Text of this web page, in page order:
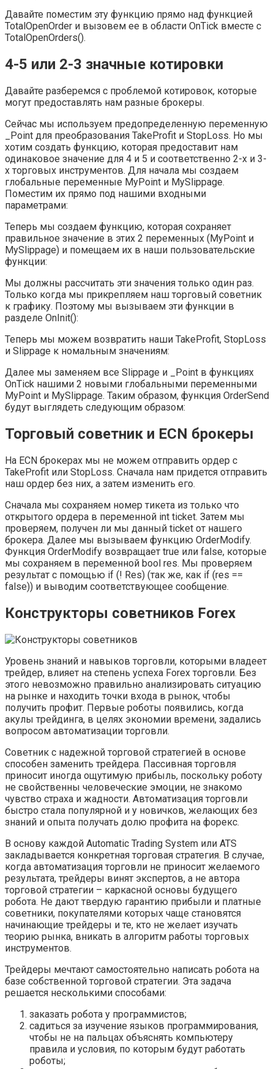
Давайте поместим эту функцию прямо над функцией
TotalOpenOrder и вызовем ее в области OnTick вместе с
TotalOpenOrders().
4-5 или 2-3 значные котировки
Давайте разберемся с проблемой котировок, которые
могут предоставлять нам разные брокеры.
Сейчас мы используем предопределенную переменную
_Point для преобразования TakeProfit и StopLoss. Но мы
хотим создать функцию, которая предоставит нам
одинаковое значение для 4 и 5 и соответственно 2-х и 3-
х торговых инструментов. Для начала мы создаем
глобальные переменные MyPoint и MySlippage.
Поместим их прямо под нашими входными
параметрами:
Теперь мы создаем функцию, которая сохраняет
правильное значение в этих 2 переменных (MyPoint и
MySlippage) и помещаем их в наши пользовательские
функции:
Мы должны рассчитать эти значения только один раз.
Только когда мы прикрепляем наш торговый советник
к графику. Поэтому мы вызываем эти функции в
разделе OnInit():
Теперь мы можем возвратить наши TakeProfit, StopLoss
и Slippage к номальным значениям:
Далее мы заменяем все Slippage и _Point в функциях
OnTick нашими 2 новыми глобальными переменными
MyPoint и MySlippage. Таким образом, функция OrderSend
будут выглядеть следующим образом:
Торговый советник и ECN брокеры
На ECN брокерах мы не можем отправить ордер с
TakeProfit или StopLoss. Сначала нам придется отправить
наш ордер без них, а затем изменить его.
Сначала мы сохраняем номер тикета из только что
открытого ордера в переменной int ticket. Затем мы
проверяем, получен ли мы данный ticket от нашего
брокера. Далее мы вызываем функцию OrderModify.
Функция OrderModify возвращает true или false, которые
мы сохраняем в переменной bool res. Мы проверяем
результат с помощью if (! Res) (так же, как if (res ==
false)) и выводим соответствующее сообщение.
Конструкторы советников Forex
Уровень знаний и навыков торговли, которыми владеет
трейдер, влияет на степень успеха Forex торговли. Без
этого невозможно правильно анализировать ситуацию
на рынке и находить точки входа в рынок, чтобы
получить профит. Первые роботы появились, когда
акулы трейдинга, в целях экономии времени, задались
вопросом автоматизации торговли.
Советник с надежной торговой стратегией в основе
способен заменить трейдера. Пассивная торговля
приносит иногда ощутимую прибыль, поскольку роботу
не свойственны человеческие эмоции, не знакомо
чувство страха и жадности. Автоматизация торговли
быстро стала популярной и у новичков, желающих без
знаний и опыта получать долю профита на форекс.
В основу каждой Automatic Trading System или ATS
закладывается конкретная торговая стратегия. В случае,
когда автоматизация торговли не приносит желаемого
результата, трейдеры винят экспертов, а не автора
торговой стратегии – каркасной основы будущего
робота. Не дают твердую гарантию прибыли и платные
советники, покупателями которых чаще становятся
начинающие трейдеры и те, кто не желает изучать
теорию рынка, вникать в алгоритм работы торговых
инструментов.
Трейдеры мечтают самостоятельно написать робота на
базе собственной торговой стратегии. Эта задача
решается несколькими способами:
заказать робота у программистов;
садиться за изучение языков программирования,
чтобы не на пальцах объяснять компьютеру
правила и условия, по которым будут работать
роботы;